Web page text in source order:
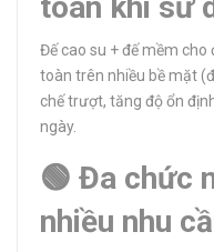
Đế cao su + đế mềm
toàn trên nhiều bề mặt
chế trượt, tăng độ ổn
ngày.
🟢 Đa chức
nhiều nhu